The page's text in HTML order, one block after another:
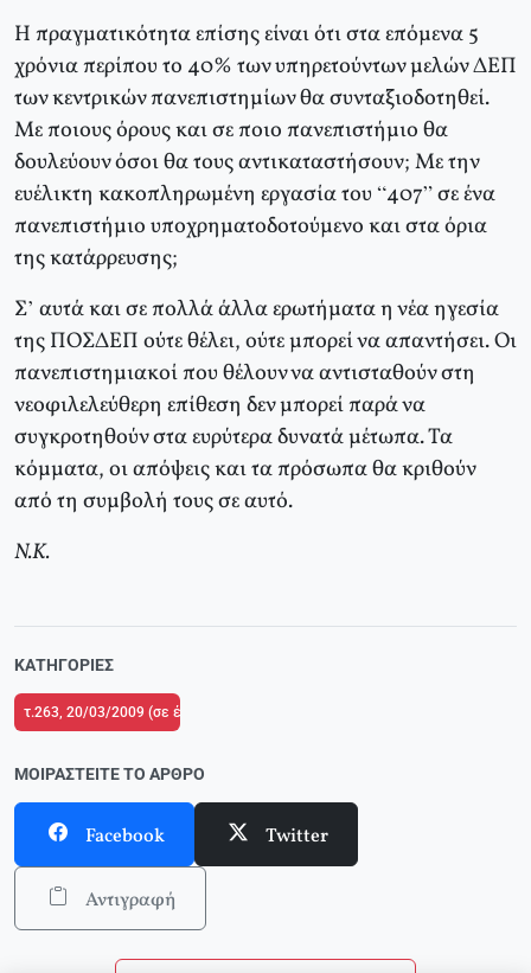
Η πραγματικότητα επίσης είναι ότι στα επόμενα 5
χρόνια περίπου το 40% των υπηρετούντων μελών ΔΕΠ
των κεντρικών πανεπιστημίων θα συνταξιοδοτηθεί.
Με ποιους όρους και σε ποιο πανεπιστήμιο θα
δουλεύουν όσοι θα τους αντικαταστήσουν; Με την
ευέλικτη κακοπληρωμένη εργασία του “407” σε ένα
πανεπιστήμιο υποχρηματοδοτούμενο και στα όρια
της κατάρρευσης;
Σ’ αυτά και σε πολλά άλλα ερωτήματα η νέα ηγεσία
της ΠΟΣΔΕΠ ούτε θέλει, ούτε μπορεί να απαντήσει. Οι
πανεπιστημιακοί που θέλουν να αντισταθούν στη
νεοφιλελεύθερη επίθεση δεν μπορεί παρά να
συγκροτηθούν στα ευρύτερα δυνατά μέτωπα. Τα
κόμματα, οι απόψεις και τα πρόσωπα θα κριθούν
από τη συμβολή τους σε αυτό.
Ν.Κ.
ΚΑΤΗΓΟΡΊΕΣ
τ.263, 20/03/2009 (σε ένθετο οι σελίδες της Αριστεράς με το αφιέρωμα
ΜΟΙΡΑΣΤΕΊΤΕ ΤΟ ΆΡΘΡΟ
Facebook Twitter
Αντιγραφή